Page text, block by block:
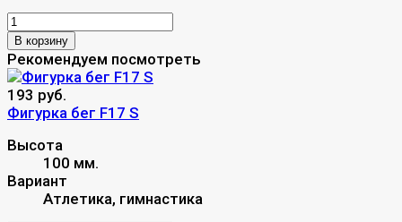
В корзину
Рекомендуем посмотреть
193 руб.
Фигурка бег F17 S
Высота
100 мм.
Вариант
Атлетика, гимнастика